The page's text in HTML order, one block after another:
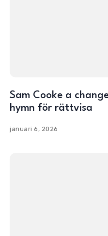
Sam Cooke a
hymn för rättvisa
januari 6, 2026